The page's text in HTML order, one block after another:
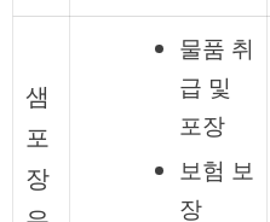
샘
포
장
물품 취
급 및
포장
보험 보
장